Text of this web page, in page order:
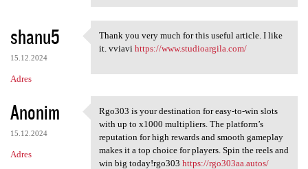
shanu5
15.12.2024
Adres
Thank you very much for this
Thank you very much for this useful article. I like
it. vviavi https://www.studioargila.com/
Anonim
15.12.2024
Adres
Rgo303 is your destination
Rgo303 is your destination for easy-to-win slots
with up to x1000 multipliers. The platform’s
reputation for high rewards and smooth gameplay
makes it a top choice for players. Spin the reels and
win big today!rgo303 https://rgo303aa.autos/